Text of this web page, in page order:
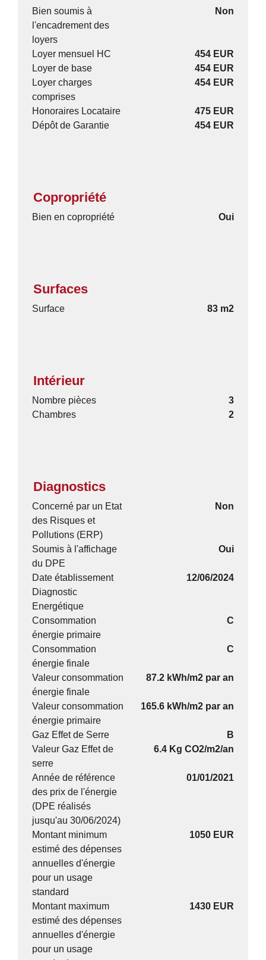
Bien soumis à
l'encadrement des
loyers
Non
Loyer mensuel HC
454 EUR
Loyer de base
454 EUR
Loyer charges
comprises
454 EUR
Honoraires Locataire
475 EUR
Dépôt de Garantie
454 EUR
Copropriété
Bien en copropriété Oui
Surfaces
Surface 83 m2
Intérieur
Nombre pièces
3
Chambres
2
Diagnostics
Concerné par un Etat
des Risques et
Pollutions (ERP)
Non
Soumis à l'affichage
du DPE
Oui
Date établissement
Diagnostic
Energétique
12/06/2024
Consommation
énergie primaire
C
Consommation
énergie finale
C
Valeur consommation
énergie finale
87.2 kWh/m2 par an
Valeur consommation
énergie primaire
165.6 kWh/m2 par an
Gaz Effet de Serre
B
Valeur Gaz Effet de
serre
6.4 Kg CO2/m2/an
Année de référence
des prix de l'énergie
(DPE réalisés
jusqu'au 30/06/2024)
01/01/2021
Montant minimum
estimé des dépenses
annuelles d'énergie
pour un usage
standard
1050 EUR
Montant maximum
estimé des dépenses
annuelles d'énergie
pour un usage
1430 EUR